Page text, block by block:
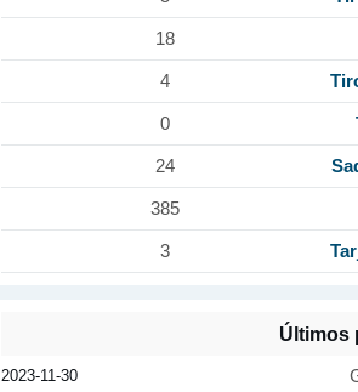
18
4
0
24
385
3
Últimos
2023-11-30